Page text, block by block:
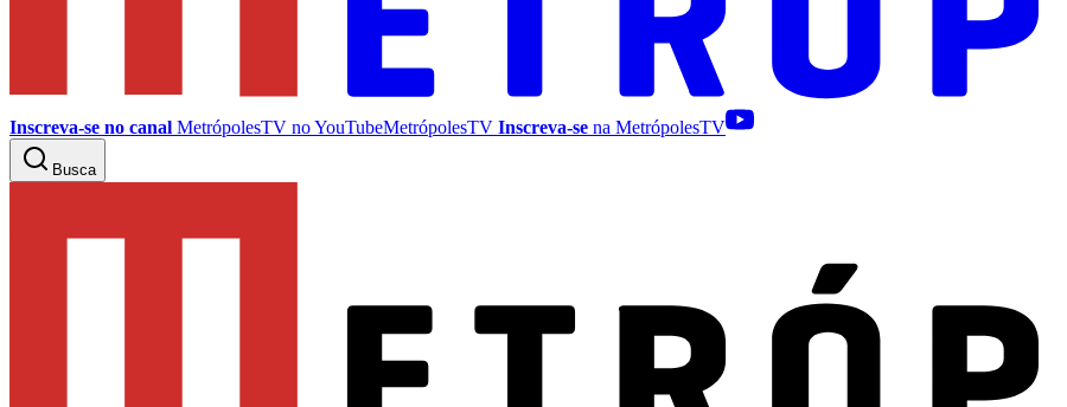
Inscreva-se no canal MetrópolesTV noYouTubeMetrópolesTV Inscreva-se na MetrópolesTV
Busca